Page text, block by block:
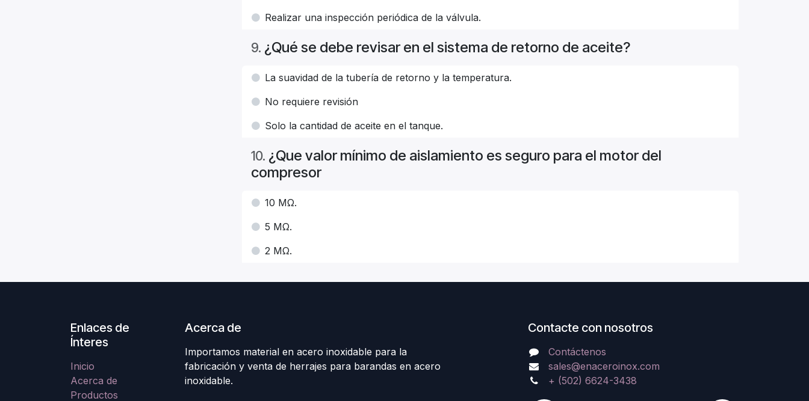
Realizar una inspección periódica de la válvula.
9. ¿Qué se debe revisar en el sistema de retorno de aceite?
La suavidad de la tubería de retorno y la temperatura.
No requiere revisión
Solo la cantidad de aceite en el tanque.
10. ¿Que valor mínimo de aislamiento es seguro para el motor del
compresor
10 MΩ.
5 MΩ.
2 MΩ.
Enlaces de
Ínteres
Inicio
Acerca de
Productos
Acerca de
Importamos material en acero inoxidable para la
fabricación y venta de herrajes para barandas en acero
inoxidable.
Contacte con nosotros
Contáctenos
sales@enaceroinox.com
+ (502) 6624-3438